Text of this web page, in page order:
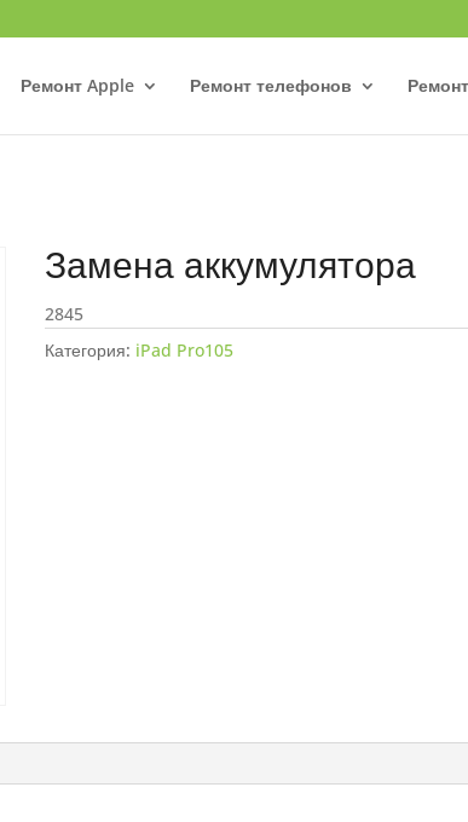
Ремонт Apple Ремонт телефонов
Замена аккумулятора
2845
Категория: iPad Pro105